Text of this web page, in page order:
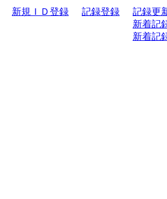
新規ＩＤ登録 記録登録
記録更
新着記
新着記